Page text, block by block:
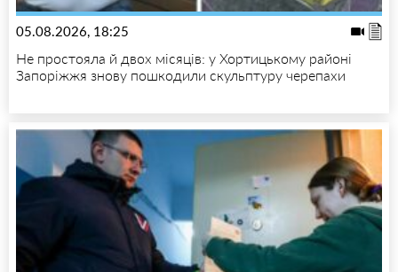
05.08.2026, 18:25
Не простояла й двох місяців: у Хортицькому районі
Запоріжжя знову пошкодили скульптуру черепахи